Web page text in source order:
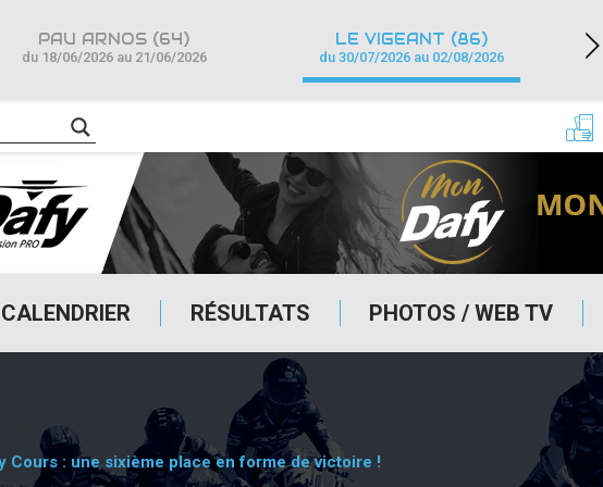
CALENDRIER RÉSULTATS PHOTOS / WEB TV
PAU ARNOS (64)
du 18/06/2026 au 21/06/2026
LE VIGEANT (86)
du 30/07/2026 au 02/08/2026
Cours : une sixième place en forme de victoire !